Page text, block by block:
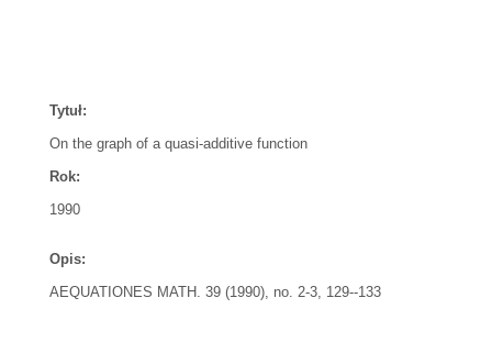
Tytuł:
On the graph of a quasi-additive function
Rok:
1990
Opis:
AEQUATIONES MATH. 39 (1990), no. 2-3, 129--133